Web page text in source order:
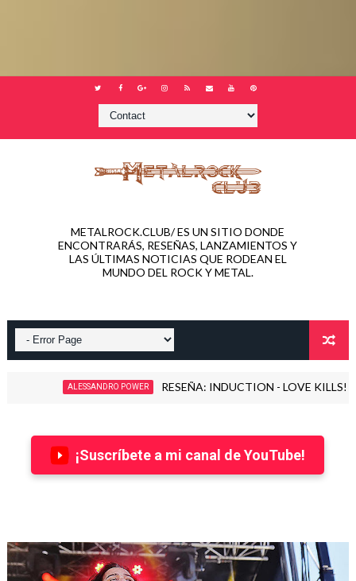
METALROCK.CLUB/ ES UN SITIO DONDE
ENCONTRARÁS, RESEÑAS, LANZAMIENTOS Y
LAS ÚLTIMAS NOTICIAS QUE RODEAN EL
MUNDO DEL ROCK Y METAL.
ALESSANDRO POWER RESEÑA: INDUCTION - LOVE KILLS! (2026)
¡Suscríbete a mi canal de YouTube!